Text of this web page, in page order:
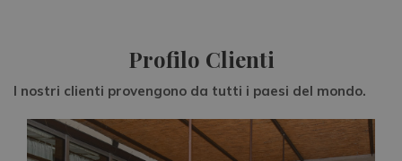
Profilo Clienti
I nostri clienti provengono da tutti i paesi del mondo.